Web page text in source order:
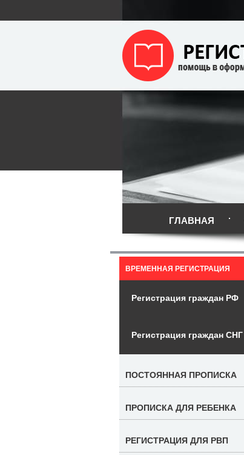
ГЛАВНАЯ
ВРЕМЕННАЯ РЕГИСТРАЦИЯ
Регистрация граждан РФ
Регистрация граждан СНГ
ПОСТОЯННАЯ ПРОПИСКА
ПРОПИСКА ДЛЯ РЕБЕНКА
РЕГИСТРАЦИЯ ДЛЯ РВП